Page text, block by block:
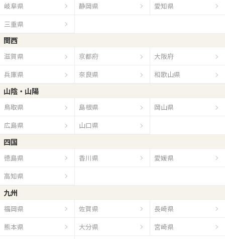
岐阜県 静岡県
愛知県
三重県
関西
滋賀県 京都府
大阪府
兵庫県
奈良県 和歌山県
山陰・山陽
鳥取県 島根県
岡山県
広島県
山口県
四国
徳島県 香川県
愛媛県
高知県
九州
福岡県 佐賀県
長崎県
熊本県
大分県
宮崎県